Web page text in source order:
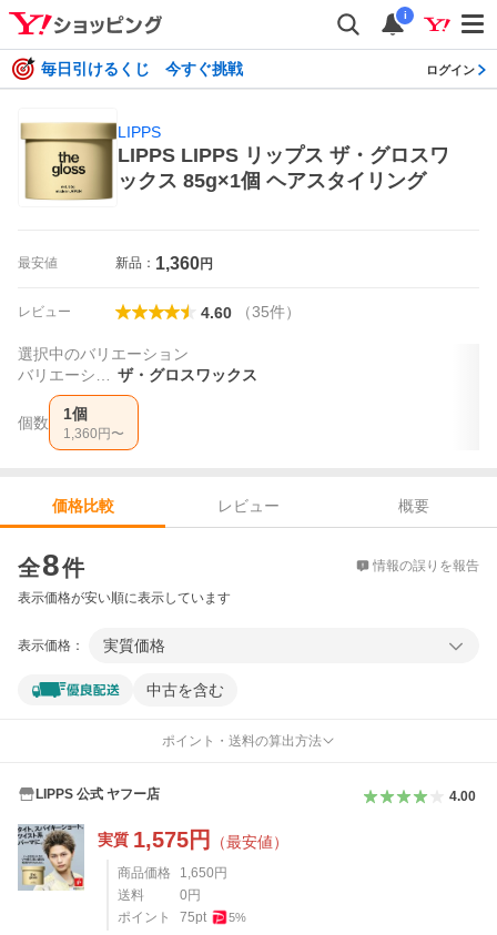
i
毎日引けるくじ 今すぐ挑戦 ログイン
LIPPS
LIPPS LIPPS リップス ザ・グロスワ
ックス 85g×1個 ヘアスタイリング
最安値 新品： 1,360円
レビュー 4.60 （35件）
選択中のバリエーション
ザ・グロスワックス
個数 1個
1,360 円〜
価格比較 レビュー
概要
全8件 情報の誤りを報告
表示価格が安い順に表示しています
表示価格： 実質価格
中古を含む
ポイント・送料の算出方法
LIPPS 公式 ヤフー店 4.00
実質 1,575円 （最安値）
商品価格 1,650 円
送料
0 円
ポイント
75pt 5%